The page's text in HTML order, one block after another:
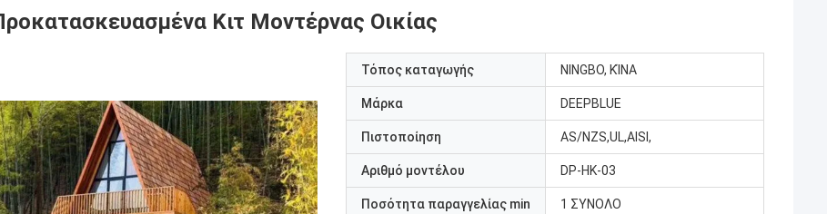
Κιτ Μοντέρνας Οικίας
Τόπος καταγωγής NINGBO, ΚΊΝΑ
Μάρκα DEEPBLUE
Πιστοποίηση AS/NZS,UL,AISI,
Αριθμό μοντέλου DP-HK-03
Ποσότητα παραγγελίας min 1 ΣΥΝΟΛΟ